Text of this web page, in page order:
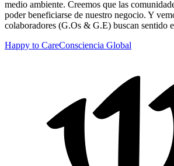
medio ambiente. Creemos que las
poder beneficiarse de nuestro negocio. Y
colaboradores (G.Os & G.E) buscan sentido
Happy to CareConsciencia Global